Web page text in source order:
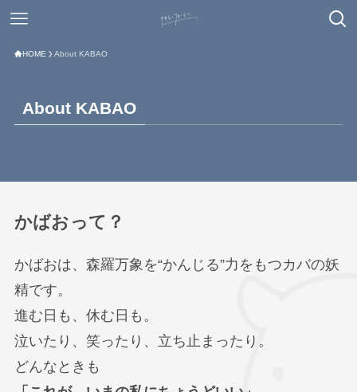
HOME About KABAO
About KABAO
かばおって？
かばおは、森羅万象を“かんじる”力をもつカバの妖
精です。
進む日も、休む日も。
泣いたり、笑ったり、立ち止まったり。
どんなときも